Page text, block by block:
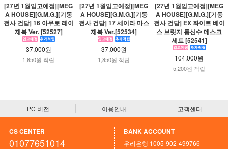
[27년 1월입고예정][MEG
A HOUSE][G.M.G.][기동
전사 건담] 16 아무로 레이
제복 Ver. [52527]
37,000원
1,850원 적립
[27년 1월입고예정][MEG
A HOUSE][G.M.G.][기동
전사 건담] 17 세이라 마스
제복 Ver.[52534]
37,000원
1,850원 적립
[27년 1월입고예정][MEG
A HOUSE][G.M.G.][기동
전사 건담] EX 화이트 베이
스 브릿지 통신수 데스크
세트 [52541]
104,000원
5,200원 적립
PC 버전 이용안내 고객센터
CS CENTER
01077651014
BANK ACCOUNT
우리은행 1005-902-499766